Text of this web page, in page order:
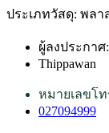
ประเภทวัสดุ: พลา
ผู้ลงประกาศ:
Thippawan
หมายเลขโ
027094999